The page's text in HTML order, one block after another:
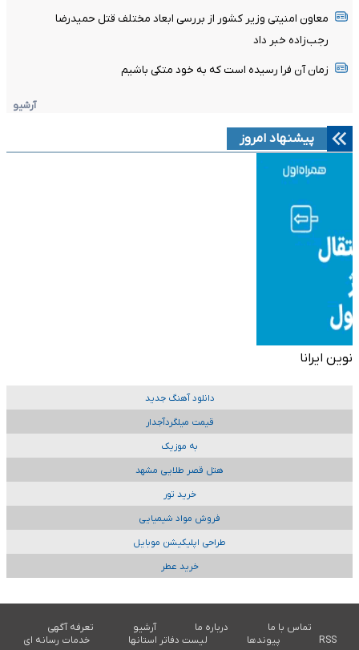
معاون امنیتی وزیر کشور از بررسی ابعاد مختلف قتل حمیدرضا
رجب‌زاده خبر داد
زمان آن فرا رسیده است که به خود متکی باشیم
آرشیو
پیشنهاد امروز
نوین ایرانا
دانلود آهنگ جدید
قیمت میلگردآجدار
به موزیک
هتل قصر طلایی مشهد
خرید تور
فروش مواد شیمیایی
طراحی اپلیکیشن موبایل
خرید عطر
تماس با ما درباره ما آرشیو
تعرفه آگهی
RSS
پیوندها لیست دفاتر استانها خدمات رسانه ای